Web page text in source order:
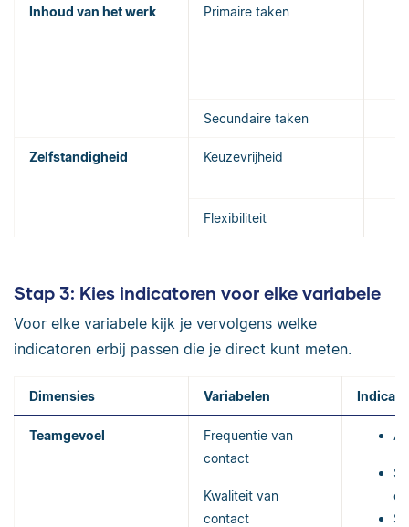
Inhoud van het werk Primaire taken
Secundaire taken
Zelfstandigheid Keuzevrijheid
Flexibiliteit
Stap 3: Kies indicatoren voor elke variabele
Voor elke variabele kijk je vervolgens welke
indicatoren erbij passen die je direct kunt meten.
Dimensies Variabelen
Teamgevoel
Frequentie van
contact
Kwaliteit van
contact